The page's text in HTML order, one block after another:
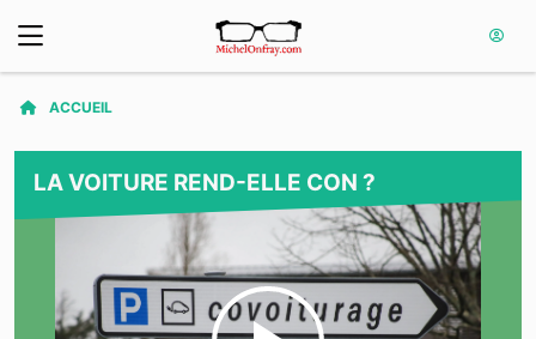
ACCUEIL
LA VOITURE REND-ELLE CON ?